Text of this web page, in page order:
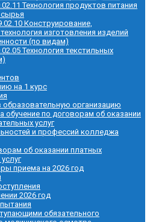
Технология продуктов питания
сырья
Конструирование,
изготовления изделий
(по видам)
Технология текстильных
на 1 курс
организацию
обучение по договорам об оказании
услуг
и профессий колледжа
об оказании платных
приема на 2026 год
2026 год
обязательного